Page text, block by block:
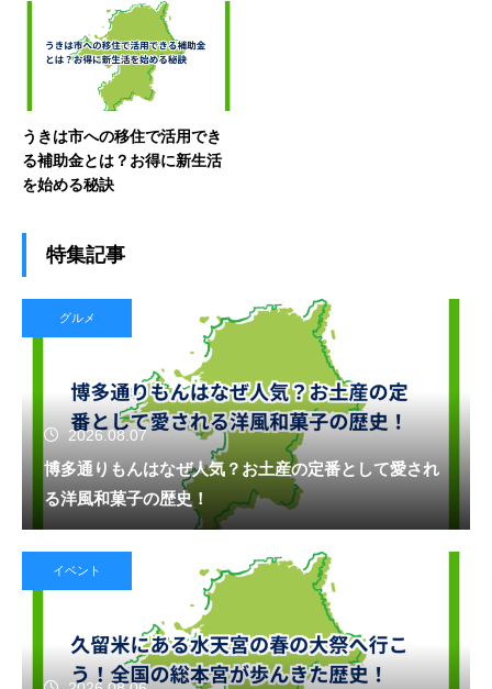
うきは市への移住で活用でき
る補助金とは？お得に新生活
を始める秘訣
特集記事
グルメ
2026.08.07
博多通りもんはなぜ人気？お土産の定番として愛され
る洋風和菓子の歴史！
イベント